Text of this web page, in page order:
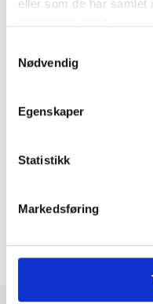
eller som de har samlet
Nødvendig
Egenskaper
Statistikk
Markedsføring